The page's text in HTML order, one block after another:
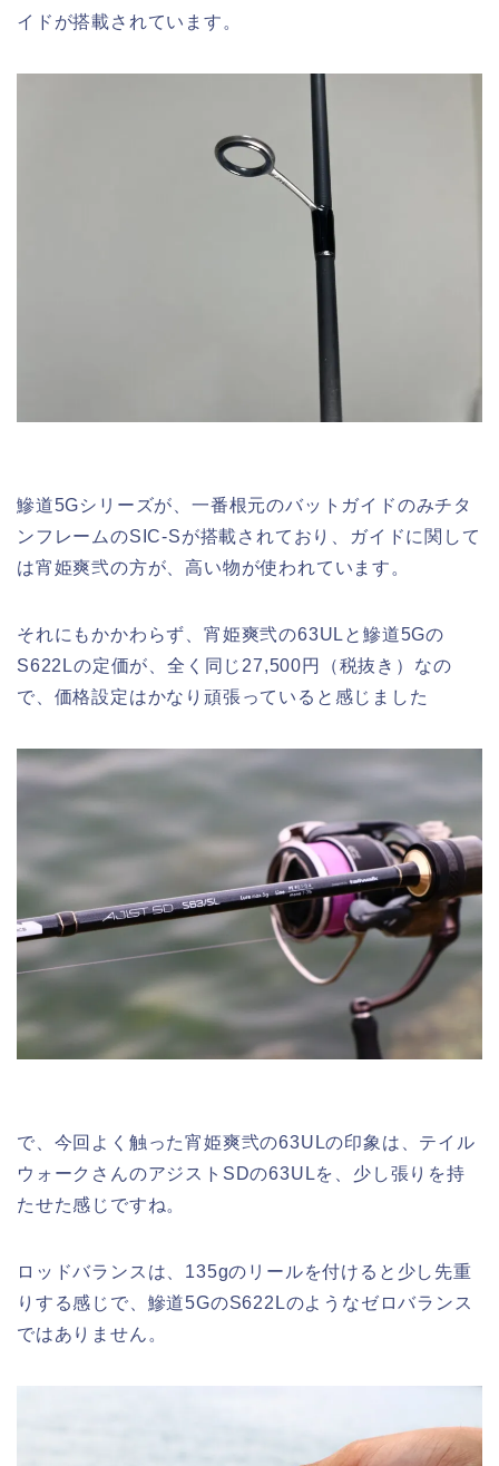
イドが搭載されています。
鰺道5Gシリーズが、一番根元のバットガイドのみチタ
ンフレームのSIC-Sが搭載されており、ガイドに関して
は宵姫爽弐の方が、高い物が使われています。
それにもかかわらず、宵姫爽弐の63ULと鰺道5Gの
S622Lの定価が、全く同じ27,500円（税抜き）なの
で、価格設定はかなり頑張っていると感じました
で、今回よく触った宵姫爽弐の63ULの印象は、テイル
ウォークさんのアジストSDの63ULを、少し張りを持
たせた感じですね。
ロッドバランスは、135gのリールを付けると少し先重
りする感じで、鰺道5GのS622Lのようなゼロバランス
ではありません。